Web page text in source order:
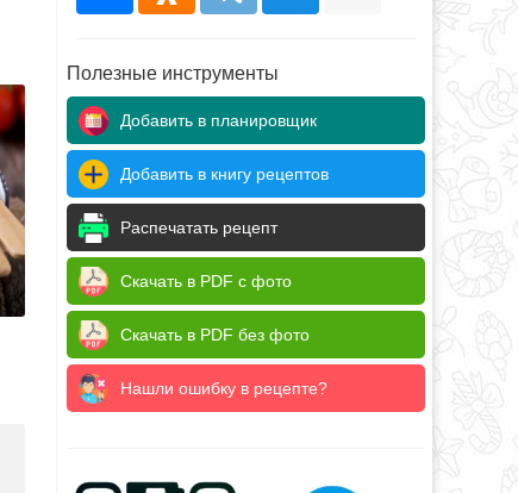
Полезные инструменты
Добавить в планировщик
Добавить в книгу рецептов
Распечатать рецепт
Скачать в PDF с фото
Скачать в PDF без фото
Нашли ошибку в рецепте?